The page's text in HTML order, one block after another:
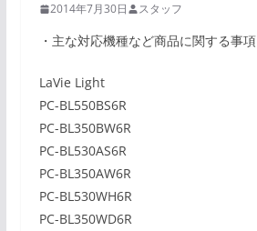
2014年7月30日 スタッフ
・主な対応機種など商品に関する事項
LaVie Light
PC-BL550BS6R
PC-BL350BW6R
PC-BL530AS6R
PC-BL350AW6R
PC-BL530WH6R
PC-BL350WD6R